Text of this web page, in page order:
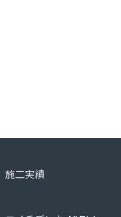
施工実績